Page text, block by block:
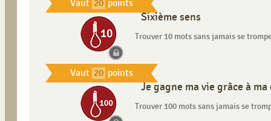
Vaut 20 points
Vaut 20 points
Sixième sens
Trouver 10 mots sans jamais se
Je gagne ma vie grâce à
Trouver 100 mots sans jamais se